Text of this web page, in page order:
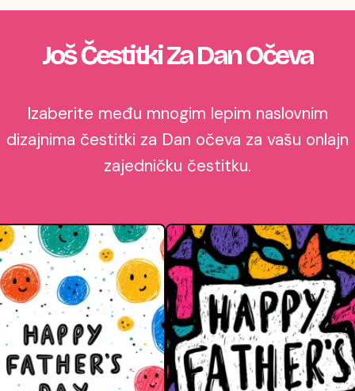
Još Čestitki Za Dan Očeva
Izaberite među mnogim lepim naslovnim
dizajnima čestitki za Dan očeva za vašu onlajn
zajedničku čestitku.